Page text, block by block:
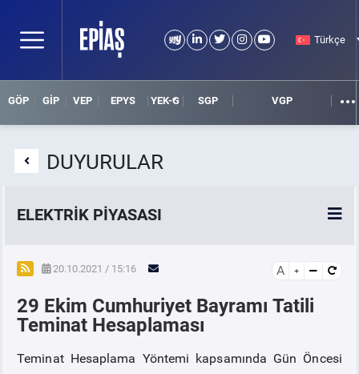
Türkçe
GÖP GİP VEP EPYS YEK-G SGP VGP
DUYURULAR
ELEKTRİK PİYASASI
SPOT ELEKTRİK PİYASALARI
ÖRNEK FİNANS BELGELERİ
VADELİ ELEKTRİK PİYASASI
20.10.2021 / 15:16 A
29 Ekim Cumhuriyet Bayramı Tatili
Teminat Hesaplaması
Teminat Hesaplama Yöntemi kapsamında Gün Öncesi